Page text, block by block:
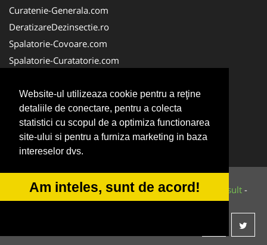
Website-ul utilizeaza cookie pentru a reţine
detaliile de conectare, pentru a colecta
statistici cu scopul de a optimiza functionarea
site-ului si pentru a furniza marketing in baza
intereselor dvs.
Am inteles, sunt de acord!
Curatenie-Generala.com
DeratizareDezinsectie.ro
Spalatorie-Covoare.com
Spalatorie-Curatatorie.com
FirmaDeratizare.ro
Service-Reparatii.com
Servicii-DDD.com
ServiciiAlpinism.ro
© 2014-2026 Powered byVilonMedia&Tokaido Consult -
ANPC SOL